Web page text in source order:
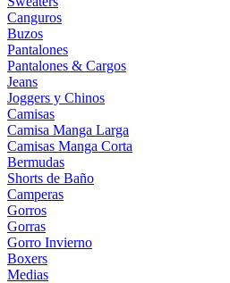
Canguros
Buzos
Pantalones
Pantalones & Cargos
Jeans
Joggers y Chinos
Camisas
Camisa Manga Larga
Camisas Manga Corta
Bermudas
Shorts de Baño
Camperas
Gorros
Gorras
Gorro Invierno
Boxers
Medias